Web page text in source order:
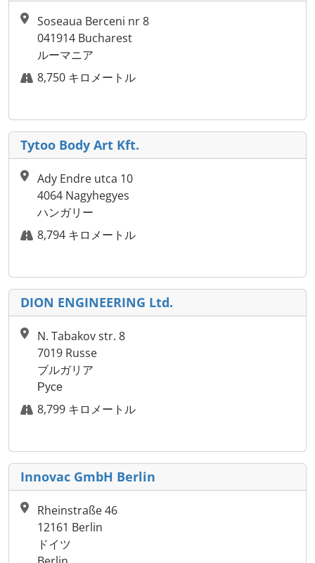
Soseaua Berceni nr 8
041914 Bucharest
ルーマニア
8,750 キロメートル
Tytoo Body Art Kft.
Ady Endre utca 10
4064 Nagyhegyes
ハンガリー
8,794 キロメートル
DION ENGINEERING Ltd.
N. Tabakov str. 8
7019 Russe
ブルガリア
Русе
8,799 キロメートル
Innovac GmbH Berlin
Rheinstraße 46
12161 Berlin
ドイツ